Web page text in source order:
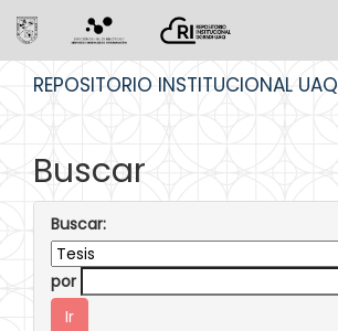
REPOSITORIO INSTITUCIONAL UAQ
Buscar
Buscar:
por